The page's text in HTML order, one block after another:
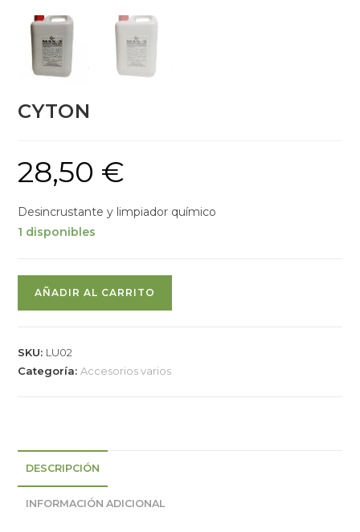
CYTON
28,50 €
Desincrustante y limpiador químico
1 disponibles
AÑADIR AL CARRITO
SKU: LU02
Categoría:Accesorios varios
DESCRIPCIÓN
INFORMACIÓN ADICIONAL